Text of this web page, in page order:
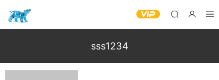
sss1234